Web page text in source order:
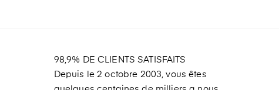
98,9% DE CLIENTS SATISFAITS
Depuis le 2 octobre 2003, vous êtes